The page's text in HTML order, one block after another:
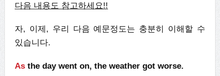
다음 내용도 참고하세요!!
자, 이제, 우리 다음 예문정도는 충분히 이해할 수
있습니다.
Asthe day went on, the weather got worse.